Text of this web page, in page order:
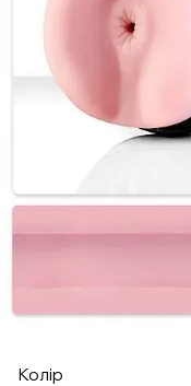
Колір